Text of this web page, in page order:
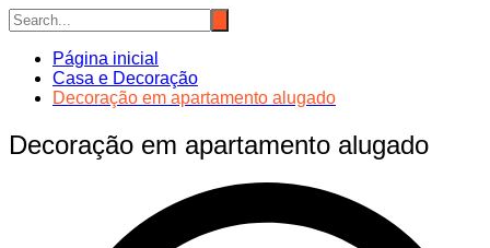
Página inicial
Casa e Decoração
Decoração em apartamento alugado
Decoração em apartamento alugado